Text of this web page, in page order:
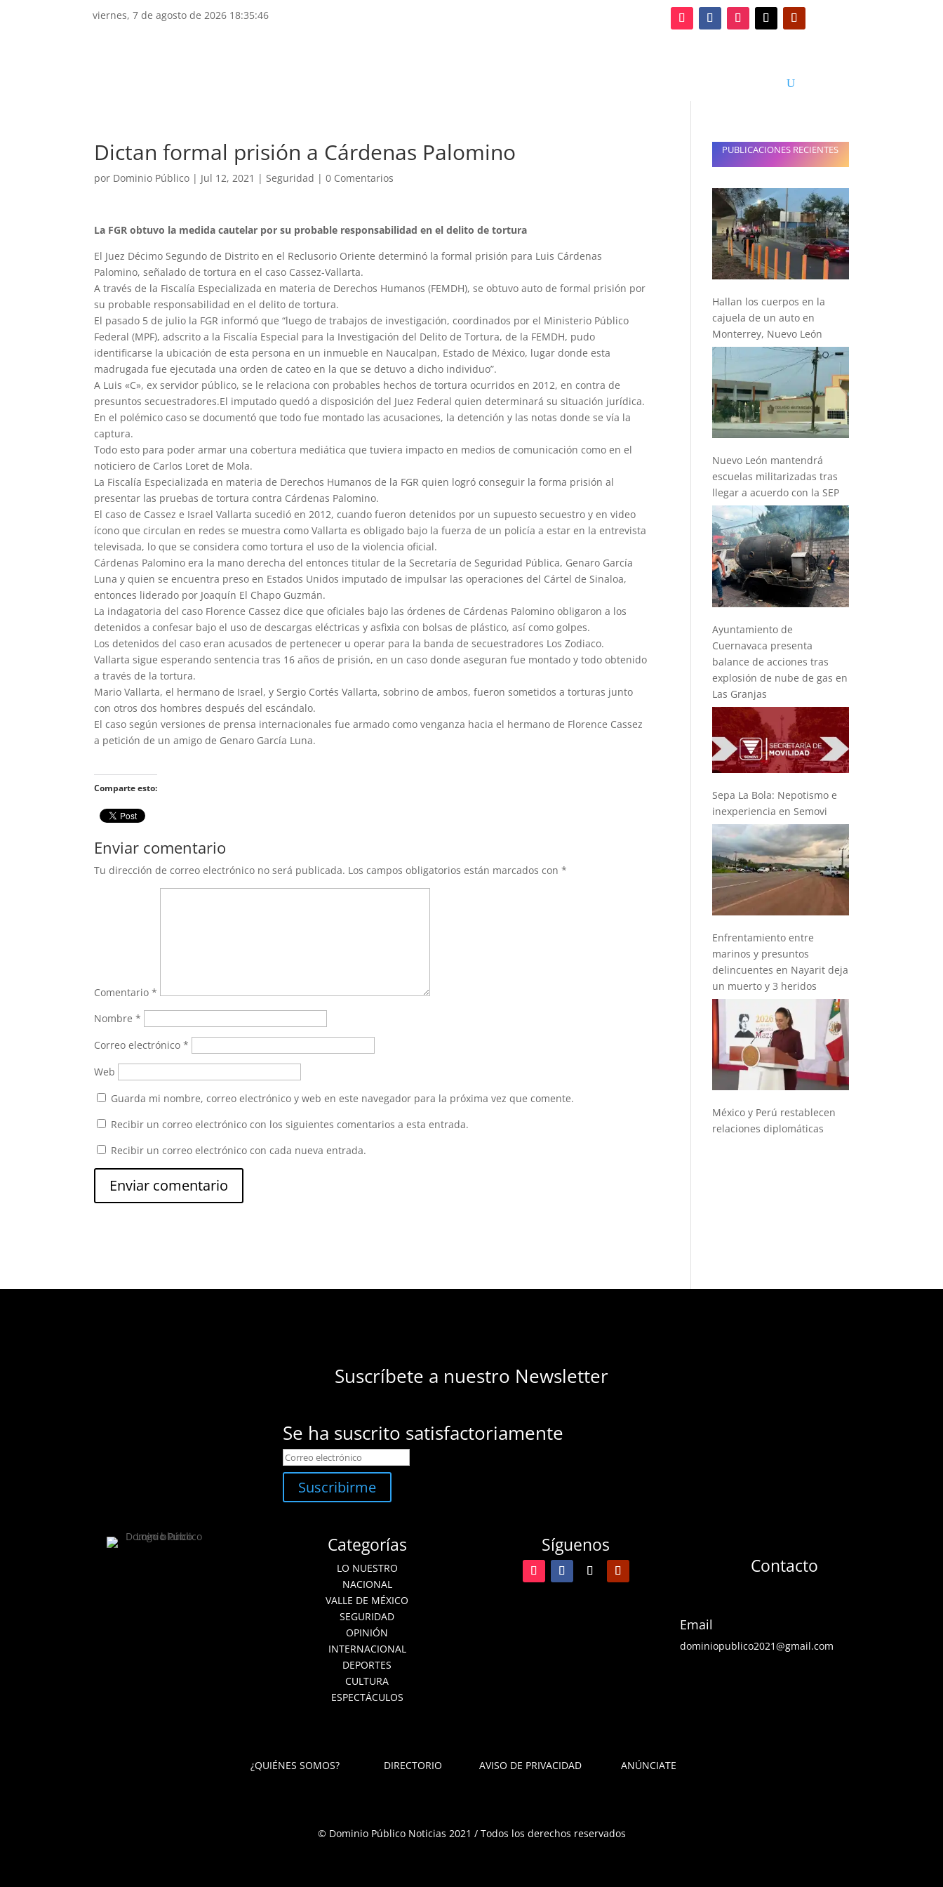
viernes, 7 de agosto de 2026 18:35:47
Dictan formal prisión a Cárdenas Palomino
por Dominio Público | Jul 12, 2021 |Seguridad |0 Comentarios
La FGR obtuvo la medida cautelar por su probable responsabilidad en el delito de tortura
El Juez Décimo Segundo de Distrito en el Reclusorio Oriente determinó la formal prisión para Luis Cárdenas
Palomino, señalado de tortura en el caso Cassez-Vallarta.
A través de la Fiscalía Especializada en materia de Derechos Humanos (FEMDH), se obtuvo auto de formal prisión por
su probable responsabilidad en el delito de tortura.
El pasado 5 de julio la FGR informó que “luego de trabajos de investigación, coordinados por el Ministerio Público
Federal (MPF), adscrito a la Fiscalía Especial para la Investigación del Delito de Tortura, de la FEMDH, pudo
identificarse la ubicación de esta persona en un inmueble en Naucalpan, Estado de México, lugar donde esta
madrugada fue ejecutada una orden de cateo en la que se detuvo a dicho individuo”.
A Luis «C», ex servidor público, se le relaciona con probables hechos de tortura ocurridos en 2012, en contra de
presuntos secuestradores.El imputado quedó a disposición del Juez Federal quien determinará su situación jurídica.
En el polémico caso se documentó que todo fue montado las acusaciones, la detención y las notas donde se vía la
captura.
Todo esto para poder armar una cobertura mediática que tuviera impacto en medios de comunicación como en el
noticiero de Carlos Loret de Mola.
La Fiscalía Especializada en materia de Derechos Humanos de la FGR quien logró conseguir la forma prisión al
presentar las pruebas de tortura contra Cárdenas Palomino.
El caso de Cassez e Israel Vallarta sucedió en 2012, cuando fueron detenidos por un supuesto secuestro y en video
ícono que circulan en redes se muestra como Vallarta es obligado bajo la fuerza de un policía a estar en la entrevista
televisada, lo que se considera como tortura el uso de la violencia oficial.
Cárdenas Palomino era la mano derecha del entonces titular de la Secretaría de Seguridad Pública, Genaro García
Luna y quien se encuentra preso en Estados Unidos imputado de impulsar las operaciones del Cártel de Sinaloa,
entonces liderado por Joaquín El Chapo Guzmán.
La indagatoria del caso Florence Cassez dice que oficiales bajo las órdenes de Cárdenas Palomino obligaron a los
detenidos a confesar bajo el uso de descargas eléctricas y asfixia con bolsas de plástico, así como golpes.
Los detenidos del caso eran acusados de pertenecer u operar para la banda de secuestradores Los Zodiaco.
Vallarta sigue esperando sentencia tras 16 años de prisión, en un caso donde aseguran fue montado y todo obtenido
a través de la tortura.
Mario Vallarta, el hermano de Israel, y Sergio Cortés Vallarta, sobrino de ambos, fueron sometidos a torturas junto
con otros dos hombres después del escándalo.
El caso según versiones de prensa internacionales fue armado como venganza hacia el hermano de Florence Cassez
a petición de un amigo de Genaro García Luna.
Comparte esto:
Enviar comentario
Tu dirección de correo electrónico no será publicada. Los campos obligatorios están marcados con*
Comentario*
Nombre*
Correo electrónico*
Web
Guarda mi nombre, correo electrónico y web en este navegador para la próxima vez que comente.
Recibir un correo electrónico con los siguientes comentarios a esta entrada.
Recibir un correo electrónico con cada nueva entrada.
PUBLICACIONES RECIENTES
Hallan los cuerpos en la
cajuela de un auto en
Monterrey, Nuevo León
Nuevo León mantendrá
escuelas militarizadas tras
llegar a acuerdo con la SEP
Ayuntamiento de
Cuernavaca presenta
balance de acciones tras
explosión de nube de gas en
Las Granjas
Sepa La Bola: Nepotismo e
inexperiencia en Semovi
Enfrentamiento entre
marinos y presuntos
delincuentes en Nayarit deja
un muerto y 3 heridos
México y Perú restablecen
relaciones diplomáticas
Suscríbete a nuestro Newsletter
Se ha suscrito satisfactoriamente
Suscribirme
Categorías
LO NUESTRO
NACIONAL
VALLE DE MÉXICO
SEGURIDAD
OPINIÓN
INTERNACIONAL
DEPORTES
CULTURA
ESPECTÁCULOS
Síguenos
Contacto
Email
dominiopublico2021@gmail.com
¿QUIÉNES SOMOS? DIRECTORIO AVISO DE PRIVACIDAD ANÚNCIATE
© Dominio Público Noticias 2021 / Todos los derechos reservados